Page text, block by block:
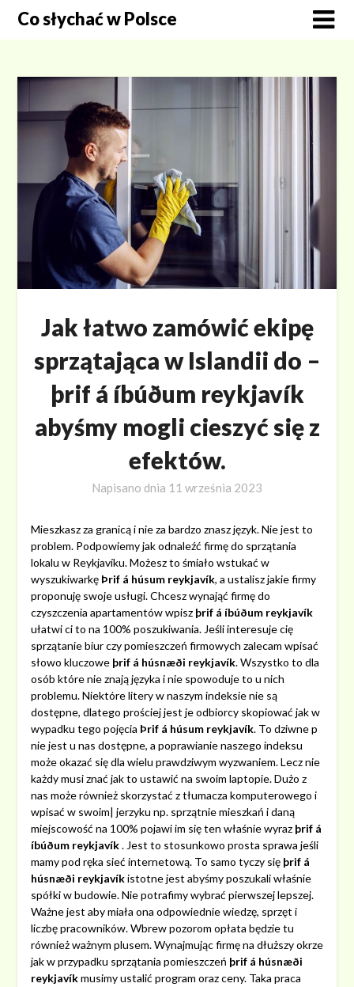
SkipCo słychać w Polsce
Jak łatwo zamówić ekipę
sprzątająca w Islandii do –
þrif á íbúðum reykjavík
abyśmy mogli cieszyć się z
efektów.
Napisano dnia 11 września 2023
Mieszkasz za granicą i nie za bardzo znasz język. Nie jest to
problem. Podpowiemy jak odnaleźć firmę do sprzątania
lokalu w Reykjavíku. Możesz to śmiało wstukać w
wyszukiwarkę Þrif á húsum reykjavík, a ustalisz jakie firmy
proponuję swoje usługi. Chcesz wynająć firmę do
czyszczenia apartamentów wpisz þrif á íbúðum reykjavík
ułatwi ci to na 100% poszukiwania. Jeśli interesuje cię
sprzątanie biur czy pomieszczeń firmowych zalecam wpisać
słowo kluczowe þrif á húsnæði reykjavík. Wszystko to dla
osób które nie znają języka i nie spowoduje to u nich
problemu. Niektóre litery w naszym indeksie nie są
dostępne, dlatego prościej jest je odbiorcy skopiować jak w
wypadku tego pojęcia Þrif á húsum reykjavík. To dziwne p
nie jest u nas dostępne, a poprawianie naszego indeksu
może okazać się dla wielu prawdziwym wyzwaniem. Lecz nie
każdy musi znać jak to ustawić na swoim laptopie. Dużo z
nas może również skorzystać z tłumacza komputerowego i
wpisać w swoim| jerzyku np. sprzątnie mieszkań i daną
miejscowość na 100% pojawi im się ten właśnie wyraz þrif á
íbúðum reykjavík. Jest to stosunkowo prosta sprawa jeśli
mamy pod ręka sieć internetową. To samo tyczy się þrif á
húsnæði reykjavíkistotne jest abyśmy poszukali właśnie
spółki w budowie. Nie potrafimy wybrać pierwszej lepszej.
Ważne jest aby miała ona odpowiednie wiedzę, sprzęt i
liczbę pracowników. Wbrew pozorom opłata będzie tu
również ważnym plusem. Wynajmując firmę na dłuższy okrze
jak w przypadku sprzątania pomieszczeń þrif á húsnæði
reykjavíkmusimy ustalić program oraz ceny. Taka praca